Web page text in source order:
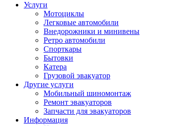
Услуги
Мотоциклы
Легковые автомобили
Внедорожники и минивены
Ретро автомобили
Спорткары
Бытовки
Катера
Грузовой эвакуатор
Другие услуги
Мобильный шиномонтаж
Ремонт эвакуаторов
Запчасти для эвакуаторов
Информация